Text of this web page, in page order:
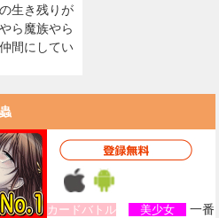
生き残りが
ら魔族やら
間にしてい
カードバトル 美少女
一番